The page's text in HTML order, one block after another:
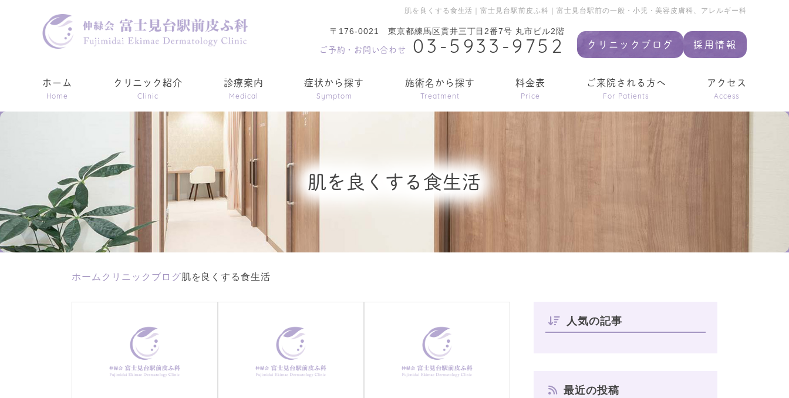
クリニックブログ 採用情報
肌を良くする食生活｜富士見台駅前皮ふ科｜富士見台駅前の一般・小児・美容皮膚科、アレルギー科
〒176-0021 東京都練馬区貫井三丁目2番7号 丸市ビル2階
ご予約・お問い合わせ 03-5933-9752
ホーム
Home
クリニック紹介
Clinic
診療案内
Medical
症状から探す
Symptom
施術名から探す
Treatment
料金表
Price
ご来院される方へ
For Patients
アクセス
Access
肌を良くする食生活
ホーム クリニックブログ 肌を良くする食生活
人気の記事
最近の投稿